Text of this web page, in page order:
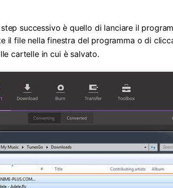
successivo è quello di lanciare il
il file nella finestra del programma o di
cartelle in cui è salvato.